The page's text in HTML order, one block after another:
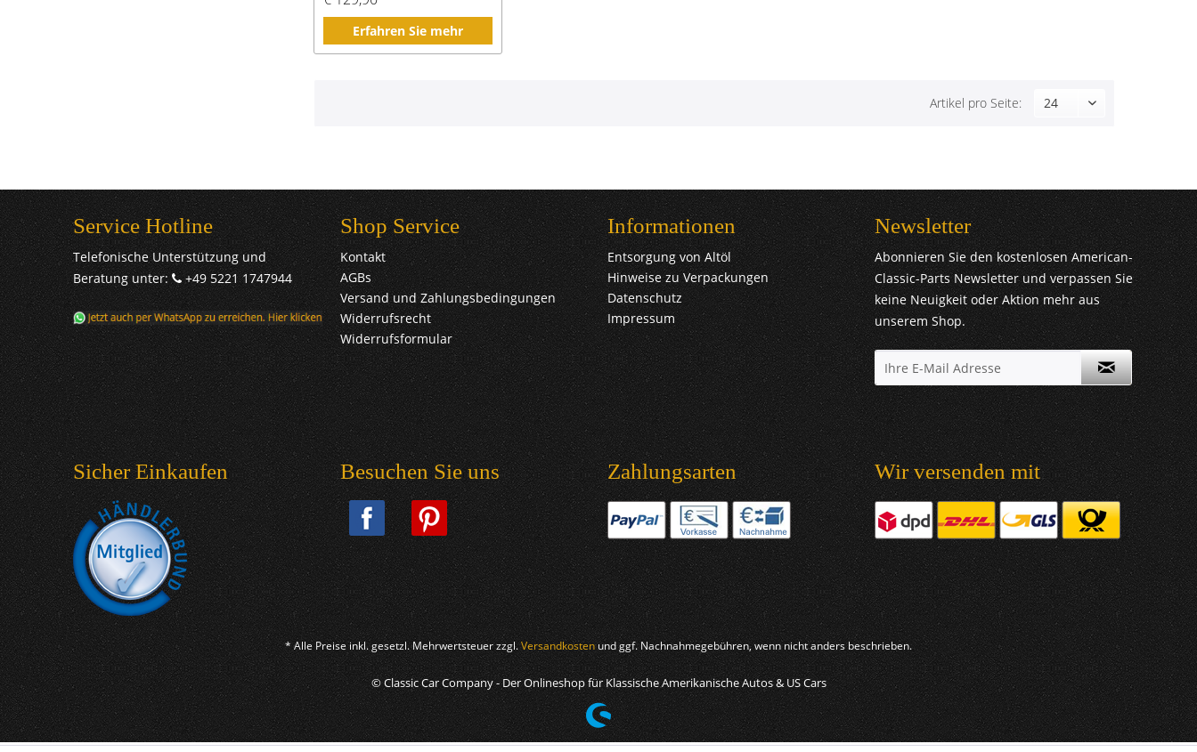
Erfahren Sie mehr
Artikel pro Seite:
Service Hotline
Telefonische Unterstützung und
Beratung unter:
+49 5221 1747944
Shop Service
Kontakt
AGBs
Versand und Zahlungsbedingungen
Widerrufsrecht
Widerrufsformular
Informationen
Entsorgung von Altöl
Hinweise zu Verpackungen
Datenschutz
Impressum
Newsletter
Abonnieren Sie den kostenlosen American-
Classic-Parts Newsletter und verpassen Sie
keine Neuigkeit oder Aktion mehr aus
unserem Shop.
Sicher Einkaufen Besuchen Sie uns Zahlungsarten Wir versenden mit
* Alle Preise inkl. gesetzl. Mehrwertsteuer zzgl.Versandkostenund ggf. Nachnahmegebühren, wenn nicht anders beschrieben.
© Classic Car Company - Der Onlineshop für Klassische Amerikanische Autos & US Cars